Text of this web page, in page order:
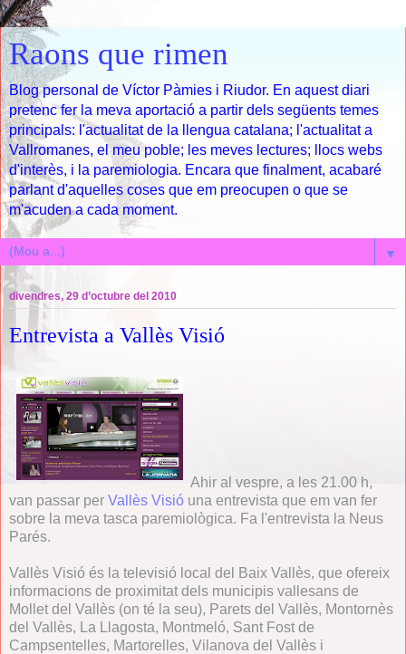
Raons que rimen
Blog personal de Víctor Pàmies i Riudor. En aquest diari
pretenc fer la meva aportació a partir dels següents temes
principals: l'actualitat de la llengua catalana; l'actualitat a
Vallromanes, el meu poble; les meves lectures; llocs webs
d'interès, i la paremiologia. Encara que finalment, acabaré
parlant d'aquelles coses que em preocupen o que se
m'acuden a cada moment.
▼
divendres, 29 d’octubre del 2010
Entrevista a Vallès Visió
Ahir al vespre, a les 21.00 h,
van passar per Vallès Visió una entrevista que em van fer
sobre la meva tasca paremiològica. Fa l'entrevista la Neus
Parés.
Vallès Visió és la televisió local del Baix Vallès, que ofereix
informacions de proximitat dels municipis vallesans de
Mollet del Vallès (on té la seu), Parets del Vallès, Montornès
del Vallès, La Llagosta, Montmeló, Sant Fost de
Campsentelles, Martorelles, Vilanova del Vallès i